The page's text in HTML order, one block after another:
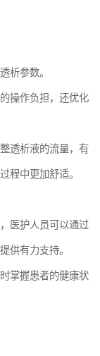
析参数。
操作负担，还优化
透析液的流量，有
程中更加舒适。
医护人员可以通过
供有力支持。
掌握患者的健康状